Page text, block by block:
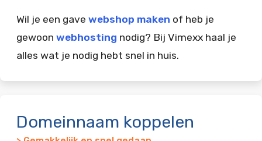
Wil je een gave webshop maken of heb je
gewoon webhosting nodig? Bij Vimexx haal je
alles wat je nodig hebt snel in huis.
Domeinnaam koppelen